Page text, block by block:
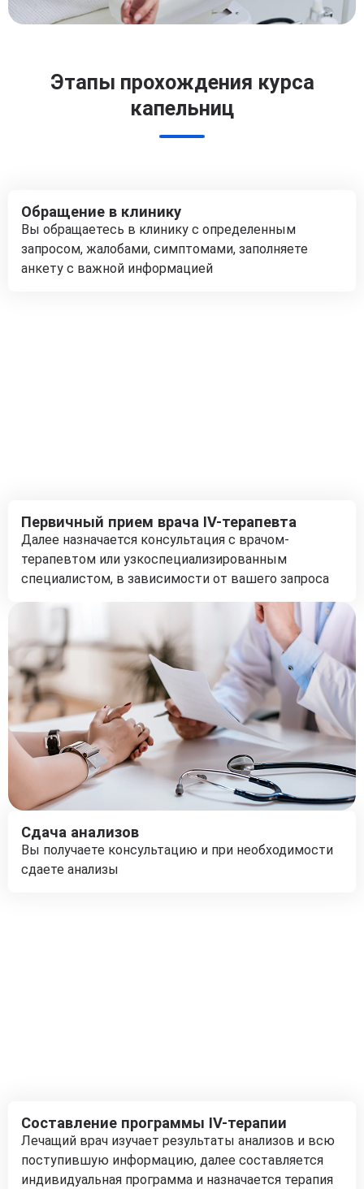
Этапы прохождения курса
капельниц
Обращение в клинику
Вы обращаетесь в клинику с определенным
запросом, жалобами, симптомами, заполняете
анкету с важной информацией
Первичный прием врача IV-терапевта
Далее назначается консультация с врачом-
терапевтом или узкоспециализированным
специалистом, в зависимости от вашего запроса
Сдача анализов
Вы получаете консультацию и при необходимости
сдаете анализы
Составление программы IV-терапии
Лечащий врач изучает результаты анализов и всю
поступившую информацию, далее составляется
индивидуальная программа и назначается терапия